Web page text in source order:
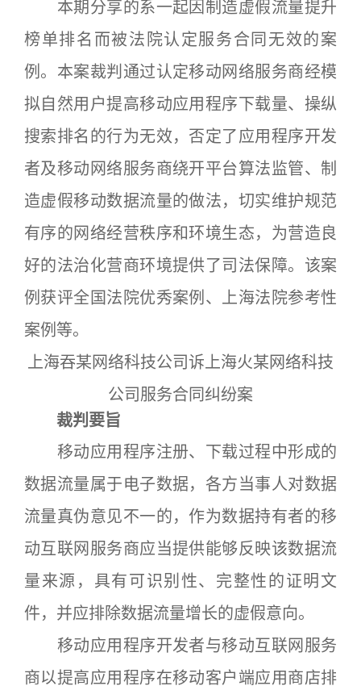
本期分享的系一起因制造虚假流量提升
榜单排名而被法院认定服务合同无效的案
例。本案裁判通过认定移动网络服务商经模
拟自然用户提高移动应用程序下载量、操纵
搜索排名的行为无效，否定了应用程序开发
者及移动网络服务商绕开平台算法监管、制
造虚假移动数据流量的做法，切实维护规范
有序的网络经营秩序和环境生态，为营造良
好的法治化营商环境提供了司法保障。该案
例获评全国法院优秀案例、上海法院参考性
案例等。
上海吞某网络科技公司诉上海火某网络科技
公司服务合同纠纷案
裁判要旨
移动应用程序注册、下载过程中形成的
数据流量属于电子数据，各方当事人对数据
流量真伪意见不一的，作为数据持有者的移
动互联网服务商应当提供能够反映该数据流
量来源，具有可识别性、完整性的证明文
件，并应排除数据流量增长的虚假意向。
移动应用程序开发者与移动互联网服务
商以提高应用程序在移动客户端应用商店排